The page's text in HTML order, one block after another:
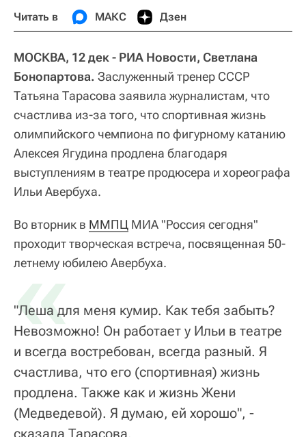
Читать в МАКС Дзен
МОСКВА, 12 дек - РИА Новости, Светлана
Бонопартова. Заслуженный тренер СССР
Татьяна Тарасова заявила журналистам, что
счастлива из-за того, что спортивная жизнь
олимпийского чемпиона по фигурному катанию
Алексея Ягудина продлена благодаря
выступлениям в театре продюсера и хореографа
Ильи Авербуха.
Во вторник в ММПЦ МИА "Россия сегодня"
проходит творческая встреча, посвященная 50-
летнему юбилею Авербуха.
«
"Леша для меня кумир. Как тебя забыть?
Невозможно! Он работает у Ильи в театре
и всегда востребован, всегда разный. Я
счастлива, что его (спортивная) жизнь
продлена. Также как и жизнь Жени
(Медведевой). Я думаю, ей хорошо", -
сказала Тарасова.